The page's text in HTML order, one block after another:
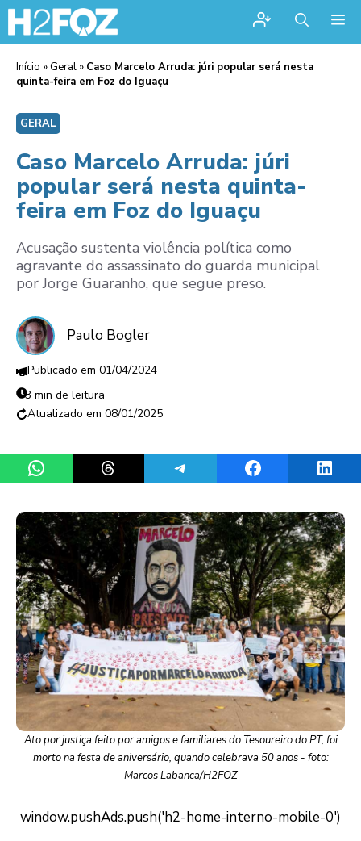
Início » Geral » Caso Marcelo Arruda: júri popular será nesta
quinta-feira em Foz do Iguaçu
GERAL
Caso Marcelo Arruda: júri
popular será nesta quinta-
feira em Foz do Iguaçu
Acusação sustenta violência política como
agravante do assassinato do guarda municipal
por Jorge Guaranho, que segue preso.
Paulo Bogler
01/04/2024
3 min de leitura
08/01/2025
Share on WhatsAppShare on ThreadsShare on TelegramShare on Facebook
Ato por justiça feito por amigos e familiares do Tesoureiro do PT, foi
morto na festa de aniversário, quando celebrava 50 anos - foto:
Marcos Labanca/H2FOZ